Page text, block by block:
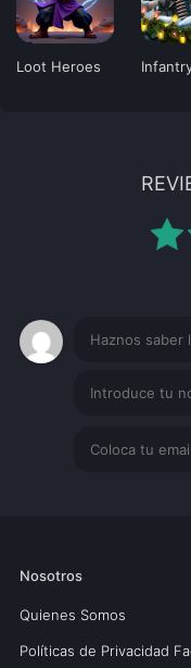
Loot Heroes
Nosotros
Quienes Somos
Políticas de Privacidad